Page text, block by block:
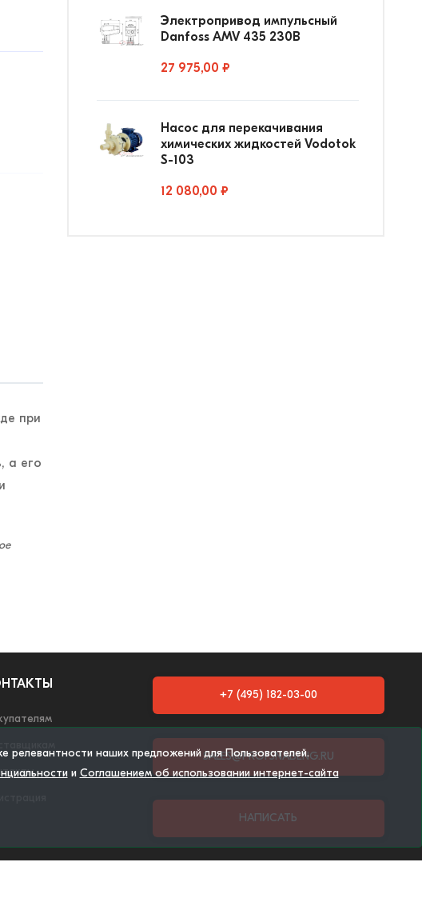
при
а его
Электропривод импульсный
Danfoss AMV 435 230В
27 975,00 ₽
Насос для перекачивания
химических жидкостей Vodotok
S-103
12 080,00 ₽
релевантности наших предложений для Пользователей.
и Соглашением об использовании интернет-сайта
+7 (495) 182-03-00
SALES@PROFSNABENG.RU
НАПИСАТЬ